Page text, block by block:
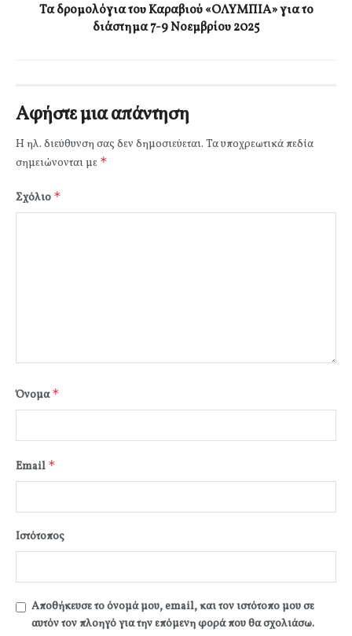
Τα δρομολόγια του Καραβιού «ΟΛΥΜΠΙΑ» για το
διάστημα 7-9 Νοεμβρίου 2025
Αφήστε μια απάντηση
Η ηλ. διεύθυνση σας δεν δημοσιεύεται. Τα υποχρεωτικά πεδία
σημειώνονται με *
Σχόλιο *
Όνομα*
Email *
Ιστότοπος
Αποθήκευσε το όνομά μου, email, και τον ιστότοπο μου σε
αυτόν τον πλοηγό για την επόμενη φορά που θα σχολιάσω.